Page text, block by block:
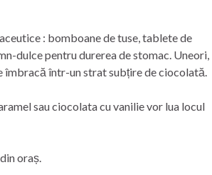
: bomboane de tuse, tablete de
dulce pentru durerea de stomac. Uneori,
îmbracă într-un strat subțire de ciocolată.
sau ciocolata cu vanilie vor lua locul
oraș.